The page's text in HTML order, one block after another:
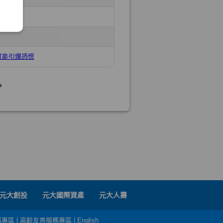
元大創投 元大國際資產 元大人壽
區 高齡友善服務專區 English